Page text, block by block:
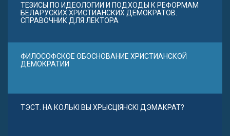
ТЕЗИСЫ ПО ИДЕОЛОГИИ И ПОДХОДЫ К РЕФОРМАМ
БЕЛАРУСКИХ ХРИСТИАНСКИХ ДЕМОКРАТОВ.
СПРАВОЧНИК ДЛЯ ЛЕКТОРА
ФИЛОСОФСКОЕ ОБОСНОВАНИЕ ХРИСТИАНСКОЙ
ДЕМОКРАТИИ
ТЭСТ. НА КОЛЬКІ ВЫ ХРЫСЦІЯНСКІ ДЭМАКРАТ?